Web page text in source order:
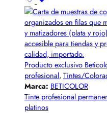
Producto exclusivo
profesional, Tintes/
Marca: BETICOLOR
Tinte profesional
platinos